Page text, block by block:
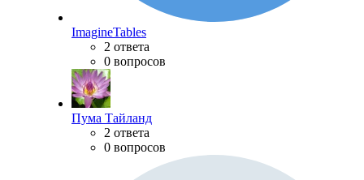
ImagineTables
2 ответа
0 вопросов
Пума Тайланд
2 ответа
0 вопросов